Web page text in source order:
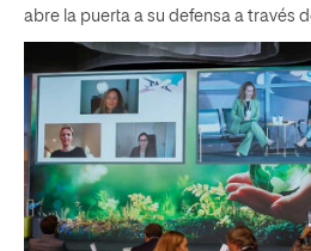
abre la puerta a su defensa a través